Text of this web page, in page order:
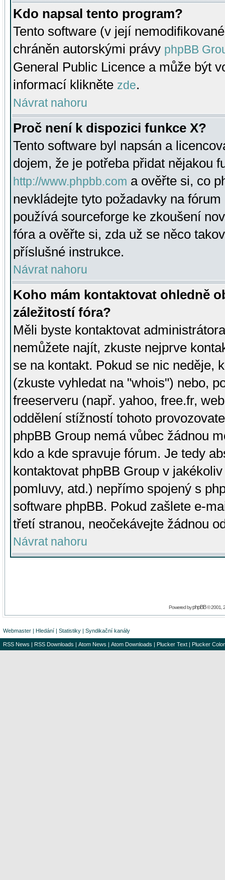
Kdo napsal tento program?
Tento software (v její
chráněn autorskými právy phpBB
General Public Licence a může být
informací klikněte zde.
Návrat nahoru
Proč není k dispozici funkce X?
Tento software byl napsán a
dojem, že je potřeba přidat nějakou
http://www.phpbb.com a ověřte si, co
nevkládejte tyto požadavky na
používá sourceforge ke zkoušení
fóra a ověřte si, zda už se něco
příslušné instrukce.
Návrat nahoru
Koho mám kontaktovat ohledně
záležitostí fóra?
Měli byste kontaktovat
nemůžete najít, zkuste nejprve
se na kontakt. Pokud se nic neděje,
(zkuste vyhledat na "whois") nebo,
freeserveru (např. yahoo, free.fr,
oddělení stížností tohoto
phpBB Group nemá vůbec žádnou
kdo a kde spravuje fórum. Je tedy
kontaktovat phpBB Group v
pomluvy, atd.) nepřímo spojený s
software phpBB. Pokud zašlete e-
třetí stranou, neočekávejte žádnou
Návrat nahoru
Powered byphpBB© 2001,
Webmaster | Hledání | Statistiky | Syndikační kanály
RSS News | RSS Downloads | Atom News | Atom Downloads | Plucker Text | Plucker Color